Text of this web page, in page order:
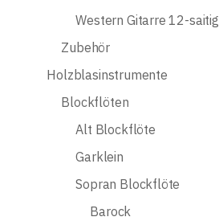
Western Gitarre 12-saitig
Zubehör
Holzblasinstrumente
Blockflöten
Alt Blockflöte
Garklein
Sopran Blockflöte
Barock